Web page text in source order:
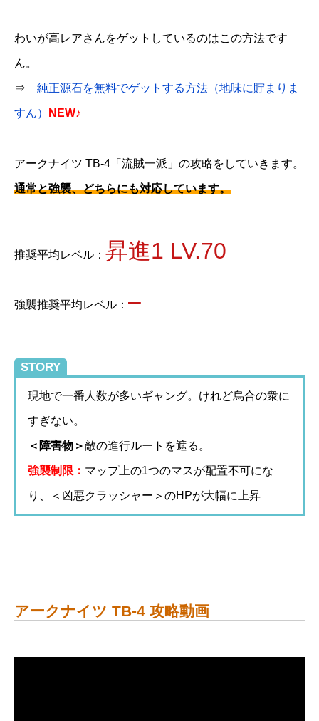
わいが高レアさんをゲットしているのはこの方法です
ん。
⇒ 純正源石を無料でゲットする方法（地味に貯まりま
すん） NEW♪
アークナイツ TB-4「流賊一派」の攻略をしていきます。
通常と強襲、どちらにも対応しています。
推奨平均レベル： 昇進1 LV.70
強襲推奨平均レベル： –
STORY
現地で一番人数が多いギャング。けれど烏合の衆に
すぎない。
＜障害物＞敵の進行ルートを遮る。
強襲制限： マップ上の1つのマスが配置不可にな
り、＜凶悪クラッシャー＞のHPが大幅に上昇
アークナイツ TB-4 攻略動画